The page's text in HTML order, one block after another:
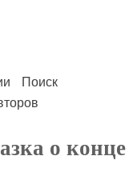
Поиск
о конце